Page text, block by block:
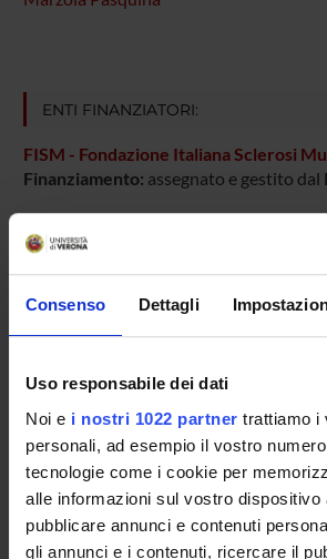
Consenso Dettagli
Uso responsabile dei dati
Noi e i nostri 1022 partner trattiamo i
personali, ad esempio il vostro
tecnologie come i cookie per
alle informazioni sul vostro dispositivo
pubblicare annunci e contenuti
gli annunci e i contenuti, ricercare il
ENTI FINANZIATORI:
FISM - Fondazione Italiana Sclerosi
Finanziamento: assegnato e gestito
PARTECIPANTI AL PROGETTO
Professore ordinario
AREE DI RICERCA COINVOLTE DAL
Anatomy & Morphology